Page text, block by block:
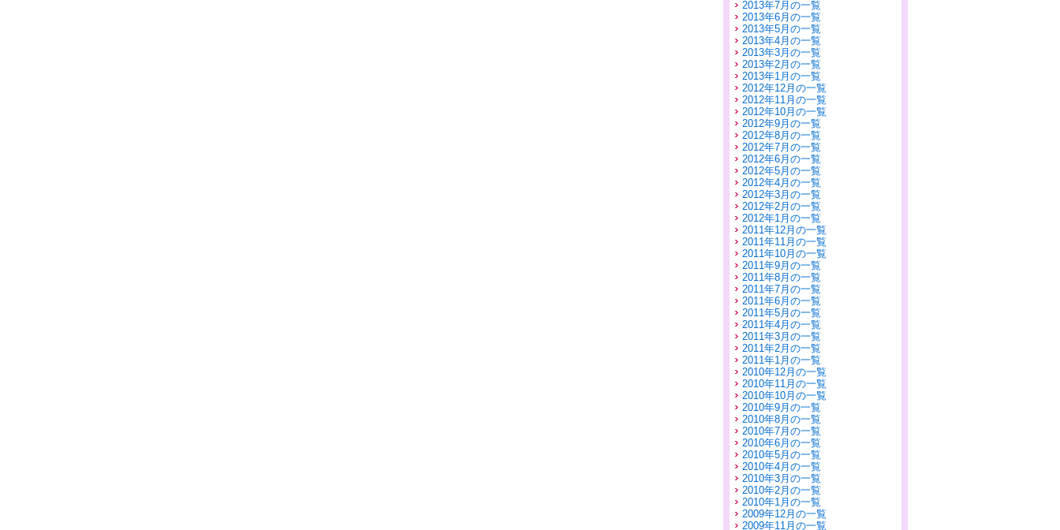
2013年7月の一覧
2013年6月の一覧
2013年5月の一覧
2013年4月の一覧
2013年3月の一覧
2013年2月の一覧
2013年1月の一覧
2012年12月の一覧
2012年11月の一覧
2012年10月の一覧
2012年9月の一覧
2012年8月の一覧
2012年7月の一覧
2012年6月の一覧
2012年5月の一覧
2012年4月の一覧
2012年3月の一覧
2012年2月の一覧
2012年1月の一覧
2011年12月の一覧
2011年11月の一覧
2011年10月の一覧
2011年9月の一覧
2011年8月の一覧
2011年7月の一覧
2011年6月の一覧
2011年5月の一覧
2011年4月の一覧
2011年3月の一覧
2011年2月の一覧
2011年1月の一覧
2010年12月の一覧
2010年11月の一覧
2010年10月の一覧
2010年9月の一覧
2010年8月の一覧
2010年7月の一覧
2010年6月の一覧
2010年5月の一覧
2010年4月の一覧
2010年3月の一覧
2010年2月の一覧
2010年1月の一覧
2009年12月の一覧
2009年11月の一覧